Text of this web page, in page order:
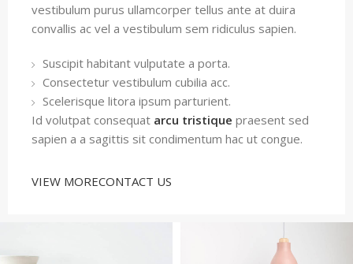
vestibulum purus ullamcorper tellus ante at duira
convallis ac vel a vestibulum sem ridiculus sapien.
Suscipit habitant vulputate a porta.
Consectetur vestibulum cubilia acc.
Scelerisque litora ipsum parturient.
Id volutpat consequat arcu tristique praesent sed
sapien a a sagittis sit condimentum hac ut congue.
VIEW MORECONTACT US